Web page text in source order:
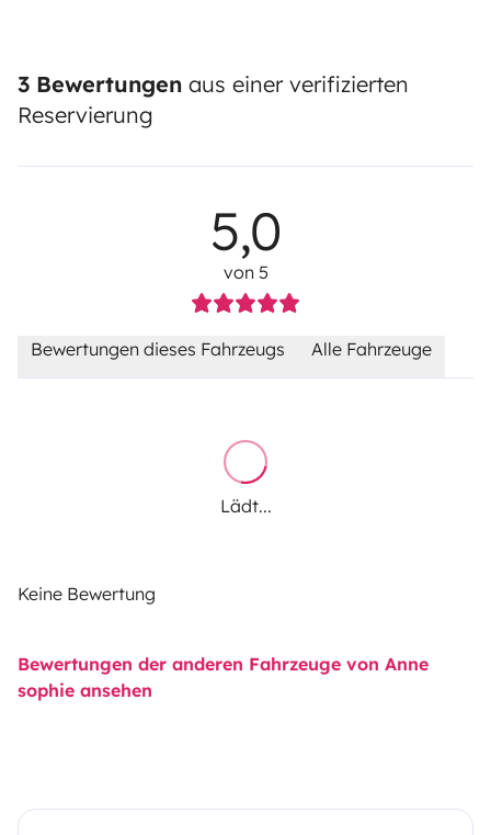
3 Bewertungen aus einer verifizierten
Reservierung
5,0
von 5
Bewertungen dieses Fahrzeugs Alle Fahrzeuge
Lädt...
Keine Bewertung
Bewertungen der anderen Fahrzeuge von Anne
sophie ansehen